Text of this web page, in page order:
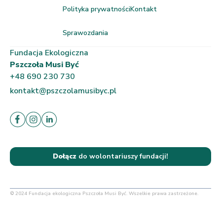
Polityka prywatności
Sprawozdania
Kontakt
Fundacja Ekologiczna
Pszczoła Musi Być
+48 690 230 730
kontakt@pszczolamusibyc.pl
Dołącz do wolontariuszy fundacji!
© 2024 Fundacja ekologiczna Pszczoła Musi Być. Wszelkie prawa zastrzeżone.